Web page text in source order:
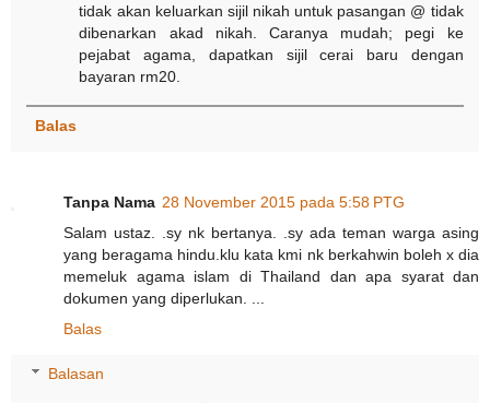
tidak akan keluarkan sijil nikah untuk pasangan @ tidak
dibenarkan akad nikah. Caranya mudah; pegi ke
pejabat agama, dapatkan sijil cerai baru dengan
bayaran rm20.
Balas
Tanpa Nama 28 November 2015 pada 5:58 PTG
Salam ustaz. .sy nk bertanya. .sy ada teman warga asing
yang beragama hindu.klu kata kmi nk berkahwin boleh x dia
memeluk agama islam di Thailand dan apa syarat dan
dokumen yang diperlukan. ...
Balas
Balasan